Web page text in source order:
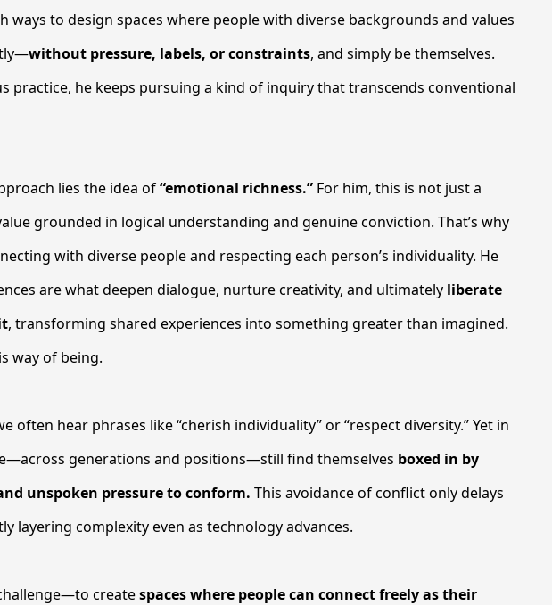
ways to design spaces where people with diverse backgrounds and values
without pressure, labels, or constraints, and simply be themselves.
practice, he keeps pursuing a kind of inquiry that transcends conventional
lies the idea of“emotional richness.” For him, this is not just a
grounded in logical understanding and genuine conviction. That’s why
with diverse people and respecting each person’s individuality. He
are what deepen dialogue, nurture creativity, and ultimately liberate
, transforming shared experiences into something greater than imagined.
way of being.
often hear phrases like “cherish individuality” or “respect diversity.” Yet in
generations and positions—still find themselves boxed in by
unspoken pressure to conform. This avoidance of conflict only delays
layering complexity even as technology advances.
challenge—to createspaces where people can connect freely as their